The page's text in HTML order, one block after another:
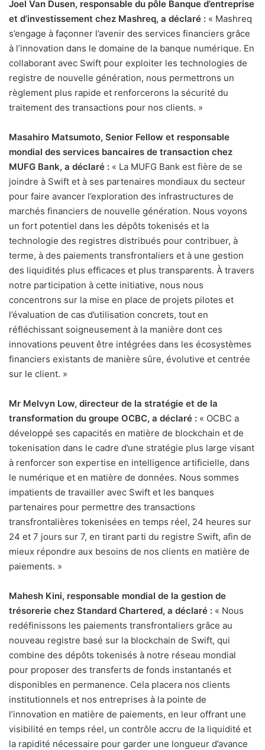
Joel Van Dusen, responsable du pôle Banque d’entreprise
et d’investissement chez Mashreq, a déclaré : « Mashreq
s’engage à façonner l’avenir des services financiers grâce
à l’innovation dans le domaine de la banque numérique. En
collaborant avec Swift pour exploiter les technologies de
registre de nouvelle génération, nous permettrons un
règlement plus rapide et renforcerons la sécurité du
traitement des transactions pour nos clients. »
Masahiro Matsumoto, Senior Fellow et responsable
mondial des services bancaires de transaction chez
MUFG Bank, a déclaré : « La MUFG Bank est fière de se
joindre à Swift et à ses partenaires mondiaux du secteur
pour faire avancer l’exploration des infrastructures de
marchés financiers de nouvelle génération. Nous voyons
un fort potentiel dans les dépôts tokenisés et la
technologie des registres distribués pour contribuer, à
terme, à des paiements transfrontaliers et à une gestion
des liquidités plus efficaces et plus transparents. À travers
notre participation à cette initiative, nous nous
concentrons sur la mise en place de projets pilotes et
l’évaluation de cas d’utilisation concrets, tout en
réfléchissant soigneusement à la manière dont ces
innovations peuvent être intégrées dans les écosystèmes
financiers existants de manière sûre, évolutive et centrée
sur le client. »
Mr Melvyn Low, directeur de la stratégie et de la
transformation du groupe OCBC, a déclaré : « OCBC a
développé ses capacités en matière de blockchain et de
tokenisation dans le cadre d’une stratégie plus large visant
à renforcer son expertise en intelligence artificielle, dans
le numérique et en matière de données. Nous sommes
impatients de travailler avec Swift et les banques
partenaires pour permettre des transactions
transfrontalières tokenisées en temps réel, 24 heures sur
24 et 7 jours sur 7, en tirant parti du registre Swift, afin de
mieux répondre aux besoins de nos clients en matière de
paiements. »
Mahesh Kini, responsable mondial de la gestion de
trésorerie chez Standard Chartered, a déclaré : « Nous
redéfinissons les paiements transfrontaliers grâce au
nouveau registre basé sur la blockchain de Swift, qui
combine des dépôts tokenisés à notre réseau mondial
pour proposer des transferts de fonds instantanés et
disponibles en permanence. Cela placera nos clients
institutionnels et nos entreprises à la pointe de
l’innovation en matière de paiements, en leur offrant une
visibilité en temps réel, un contrôle accru de la liquidité et
la rapidité nécessaire pour garder une longueur d’avance